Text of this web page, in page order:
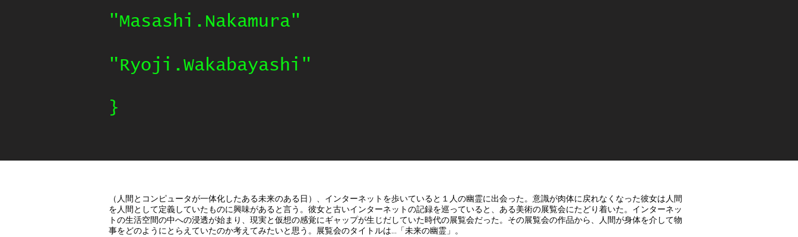
"Masashi.Nakamura"
"Ryoji.Wakabayashi"
}
（人間とコンピュータが一体化したある未来のある日）、インターネットを歩いていると１人の幽霊に出会った。意識が肉体に戻れなくなった彼女は人間
を人間として定義していたものに興味があると言う。彼女と古いインターネットの記録を巡っていると、ある美術の展覧会にたどり着いた。インターネッ
トの生活空間の中への浸透が始まり、現実と仮想の感覚にギャップが生じだしていた時代の展覧会だった。その展覧会の作品から、人間が身体を介して物
事をどのようにとらえていたのか考えてみたいと思う。展覧会のタイトルは…「未来の幽霊」。